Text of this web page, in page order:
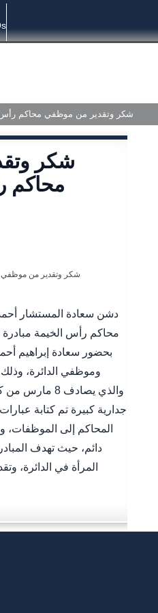
شكر وتقدير من موظفي محاكم رأس
شكر
محاكم
دشن سعادة المستشار
محاكم رأس الخيمة
بحضور سعادة إبراهيم
وموظفي الدائرة، وذلك
والذي يصادف 8
جدارية كبيرة تم كتابة
المحاكم إلى
دائم، حيث تهدف
المرأة في الدائرة،